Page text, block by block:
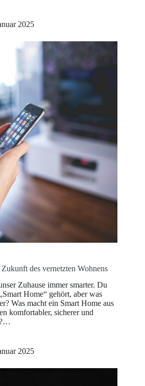
2025
des vernetzten Wohnens
Zuhause immer smarter. Du
Home“ gehört, aber was
Was macht ein Smart Home aus
komfortabler, sicherer und
2025